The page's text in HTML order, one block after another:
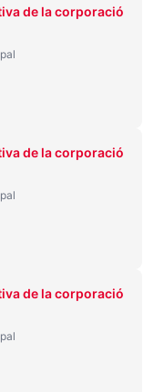
de la corporació
de la corporació
de la corporació